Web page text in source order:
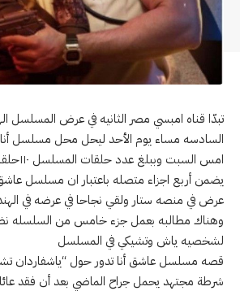
تبدّا قناه امبسي مصر الثانيه في عرض المسلسل
السادسه مساء يوم الأحد ليحل محل مسلسل أنا
امس
يضمن أربع اجزاء متصله باعتبار ان مسلسل
عرض في منصه ستار ولقي نجاحا في عرضه في الهند
وهناك مطالبه بعمل جزء خامس من السلسله
لشخصيه ياش وتشيكي في المسلسل
قصه مسلسل عاشق أنا تدور حول “ياشفاردان
شرطة مجتهد يحمل جراح الماضي بعد أن فقد